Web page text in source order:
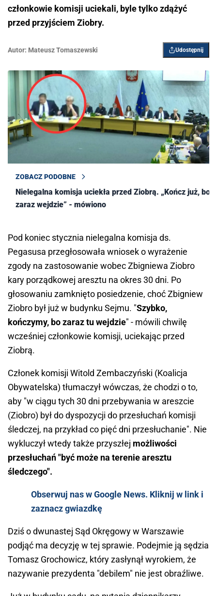
członkowie komisji uciekali, byle tylko zdążyć
przed przyjściem Ziobry.
Autor: Mateusz Tomaszewski Udostępnij
ZOBACZ PODOBNE
Nielegalna komisja uciekła przed Ziobrą. „Kończ już, bo
zaraz wejdzie” - mówiono
Pod koniec stycznia nielegalna komisja ds.
Pegasusa przegłosowała wniosek o wyrażenie
zgody na zastosowanie wobec Zbigniewa Ziobro
kary porządkowej aresztu na okres 30 dni. Po
głosowaniu zamknięto posiedzenie, choć Zbigniew
Ziobro był już w budynku Sejmu. "Szybko,
kończymy, bo zaraz tu wejdzie" - mówili chwilę
wcześniej członkowie komisji, uciekając przed
Ziobrą.
Członek komisji Witold Zembaczyński (Koalicja
Obywatelska) tłumaczył wówczas, że chodzi o to,
aby "w ciągu tych 30 dni przebywania w areszcie
(Ziobro) był do dyspozycji do przesłuchań komisji
śledczej, na przykład co pięć dni przesłuchanie". Nie
wykluczył wtedy także przyszłej możliwości
przesłuchań "być może na terenie aresztu
śledczego".
Obserwuj nas w Google News. Kliknij w link i
zaznacz gwiazdkę
Dziś o dwunastej Sąd Okręgowy w Warszawie
podjąć ma decyzję w tej sprawie. Podejmie ją sędzia
Tomasz Grochowicz, który zasłynął wyrokiem, że
nazywanie prezydenta "debilem" nie jest obraźliwe.